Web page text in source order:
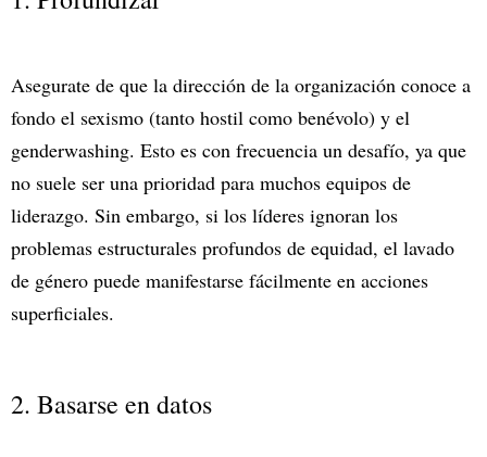
Asegurate de que la dirección de la organización conoce a
fondo el sexismo (tanto hostil como benévolo) y el
genderwashing. Esto es con frecuencia un desafío, ya que
no suele ser una prioridad para muchos equipos de
liderazgo. Sin embargo, si los líderes ignoran los
problemas estructurales profundos de equidad, el lavado
de género puede manifestarse fácilmente en acciones
superficiales.
2. Basarse en datos